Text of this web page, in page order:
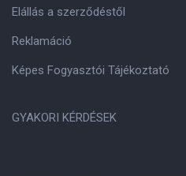
Elállás a szerződéstől
Reklamáció
Képes Fogyasztói Tájékoztató
GYAKORI KÉRDÉSEK